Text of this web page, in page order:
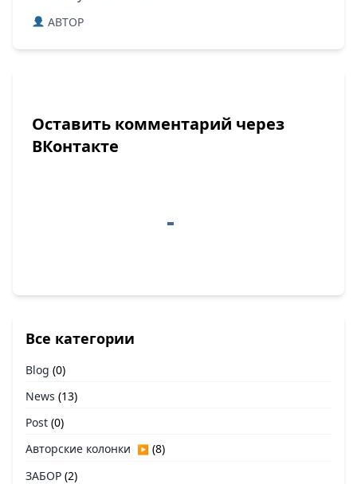
ABTOP
Оставить комментарий через
ВКонтакте
Все категории
Blog (0)
News (13)
Post (0)
Авторские колонки ▶ (8)
ЗАБОР (2)